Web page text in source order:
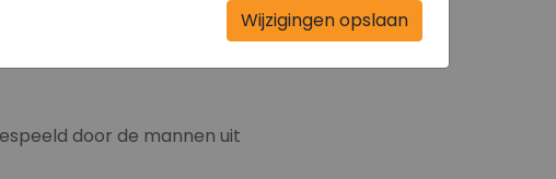
mogelijk gehinderd door een inzet van
— was het opnieuw Hans die er als de
door de mannen uit
Wijzigingen opslaan